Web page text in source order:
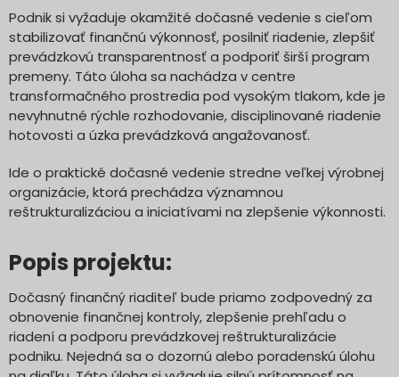
Podnik si vyžaduje okamžité dočasné vedenie s cieľom
stabilizovať finančnú výkonnosť, posilniť riadenie, zlepšiť
prevádzkovú transparentnosť a podporiť širší program
premeny. Táto úloha sa nachádza v centre
transformačného prostredia pod vysokým tlakom, kde je
nevyhnutné rýchle rozhodovanie, disciplinované riadenie
hotovosti a úzka prevádzková angažovanosť.
Ide o praktické dočasné vedenie stredne veľkej výrobnej
organizácie, ktorá prechádza významnou
reštrukturalizáciou a iniciatívami na zlepšenie výkonnosti.
Popis projektu:
Dočasný finančný riaditeľ bude priamo zodpovedný za
obnovenie finančnej kontroly, zlepšenie prehľadu o
riadení a podporu prevádzkovej reštrukturalizácie
podniku. Nejedná sa o dozornú alebo poradenskú úlohu